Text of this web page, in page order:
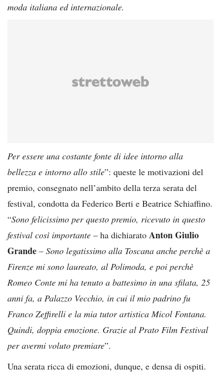
moda italiana ed internazionale.
Per essere una costante fonte di idee intorno alla
bellezza e intorno allo stile”: queste le motivazioni del
premio, consegnato nell’ambito della terza serata del
festival, condotta da Federico Berti e Beatrice Schiaffino.
“Sono felicissimo per questo premio, ricevuto in questo
festival così importante – ha dichiarato Anton Giulio
Grande – Sono legatissimo alla Toscana anche perchè a
Firenze mi sono laureato, al Polimoda, e poi perchè
Romeo Conte mi ha tenuto a battesimo in una sfilata, 25
anni fa, a Palazzo Vecchio, in cui il mio padrino fu
Franco Zeffirelli e la mia tutor artistica Micol Fontana.
Quindi, doppia emozione. Grazie al Prato Film Festival
per avermi voluto premiare”.
Una serata ricca di emozioni, dunque, e densa di ospiti.